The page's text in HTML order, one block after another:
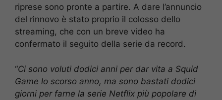
riprese sono pronte a partire. A dare l’annuncio
del rinnovo è stato proprio il colosso dello
streaming, che con un breve video ha
confermato il seguito della serie da record.
“Ci sono voluti dodici anni per dar vita a Squid
Game lo scorso anno, ma sono bastati dodici
giorni per farne la serie Netflix più popolare di